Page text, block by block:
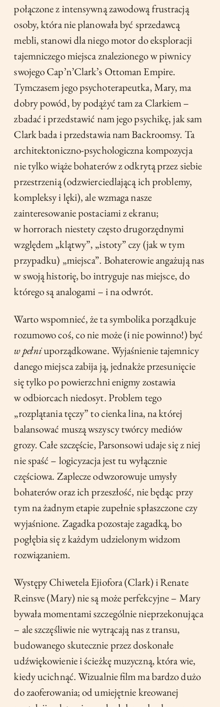
połączone z intensywną zawodową frustracją
osoby, która nie planowała być sprzedawcą
mebli, stanowi dla niego motor do eksploracji
tajemniczego miejsca znalezionego w piwnicy
swojego Cap’n’Clark’s Ottoman Empire.
Tymczasem jego psychoterapeutka, Mary, ma
dobry powód, by podążyć tam za Clarkiem –
zbadać i przedstawić nam jego psychikę, jak sam
Clark bada i przedstawia nam Backroomsy. Ta
architektoniczno-psychologiczna kompozycja
nie tylko wiąże bohaterów z odkrytą przez siebie
przestrzenią (odzwierciedlającą ich problemy,
kompleksy i lęki), ale wzmaga nasze
zainteresowanie postaciami z ekranu;
w horrorach niestety często drugorzędnymi
względem „klątwy”, „istoty” czy (jak w tym
przypadku) „miejsca”. Bohaterowie angażują nas
w swoją historię, bo intryguje nas miejsce, do
którego są analogami – i na odwrót.
Warto wspomnieć, że ta symbolika porządkuje
rozumowo coś, co nie może (i nie powinno!) być
w pełniuporządkowane. Wyjaśnienie tajemnicy
danego miejsca zabija ją, jednakże przesunięcie
się tylko po powierzchni enigmy zostawia
w odbiorcach niedosyt. Problem tego
„rozplątania tęczy” to cienka lina, na której
balansować muszą wszyscy twórcy mediów
grozy. Całe szczęście, Parsonsowi udaje się z niej
nie spaść – logicyzacja jest tu wyłącznie
częściowa. Zaplecze odwzorowuje umysły
bohaterów oraz ich przeszłość, nie będąc przy
tym na żadnym etapie zupełnie spłaszczone czy
wyjaśnione. Zagadka pozostaje zagadką, bo
pogłębia się z każdym udzielonym widzom
rozwiązaniem.
Występy Chiwetela Ejiofora (Clark) i Renate
Reinsve (Mary) nie są może perfekcyjne – Mary
bywała momentami szczególnie nieprzekonująca
– ale szczęśliwie nie wytrącają nas z transu,
budowanego skutecznie przez doskonałe
udźwiękowienie i ścieżkę muzyczną, która wie,
kiedy ucichnąć. Wizualnie film ma bardzo dużo
do zaoferowania; od umiejętnie kreowanej